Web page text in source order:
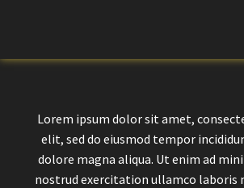
Lorem ipsum dolor sit amet,
elit, sed do eiusmod tempor
dolore magna aliqua. Ut enim ad
nostrud exercitation ullamco laboris